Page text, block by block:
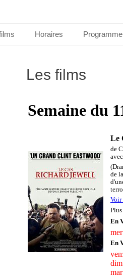
Horaires Programme
Les films